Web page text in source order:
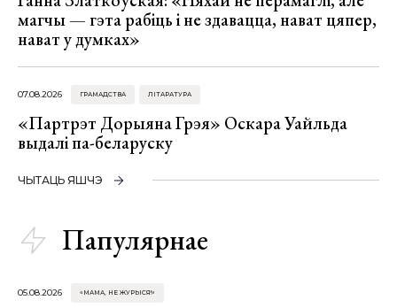
магчы — гэта рабіць і не здавацца, нават цяпер,
нават у думках»
07.08.2026 ГРАМАДСТВА ЛІТАРАТУРА
«Партрэт Дорыяна Грэя» Оскара Уайльда
выдалі па-беларуску
ЧЫТАЦЬ ЯШЧЭ
Папулярнае
05.08.2026 «МАМА, НЕ ЖУРЫСЯ!»